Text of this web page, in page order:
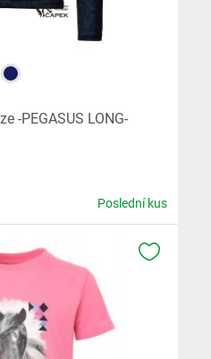
-PEGASUS LONG-
Poslední kus